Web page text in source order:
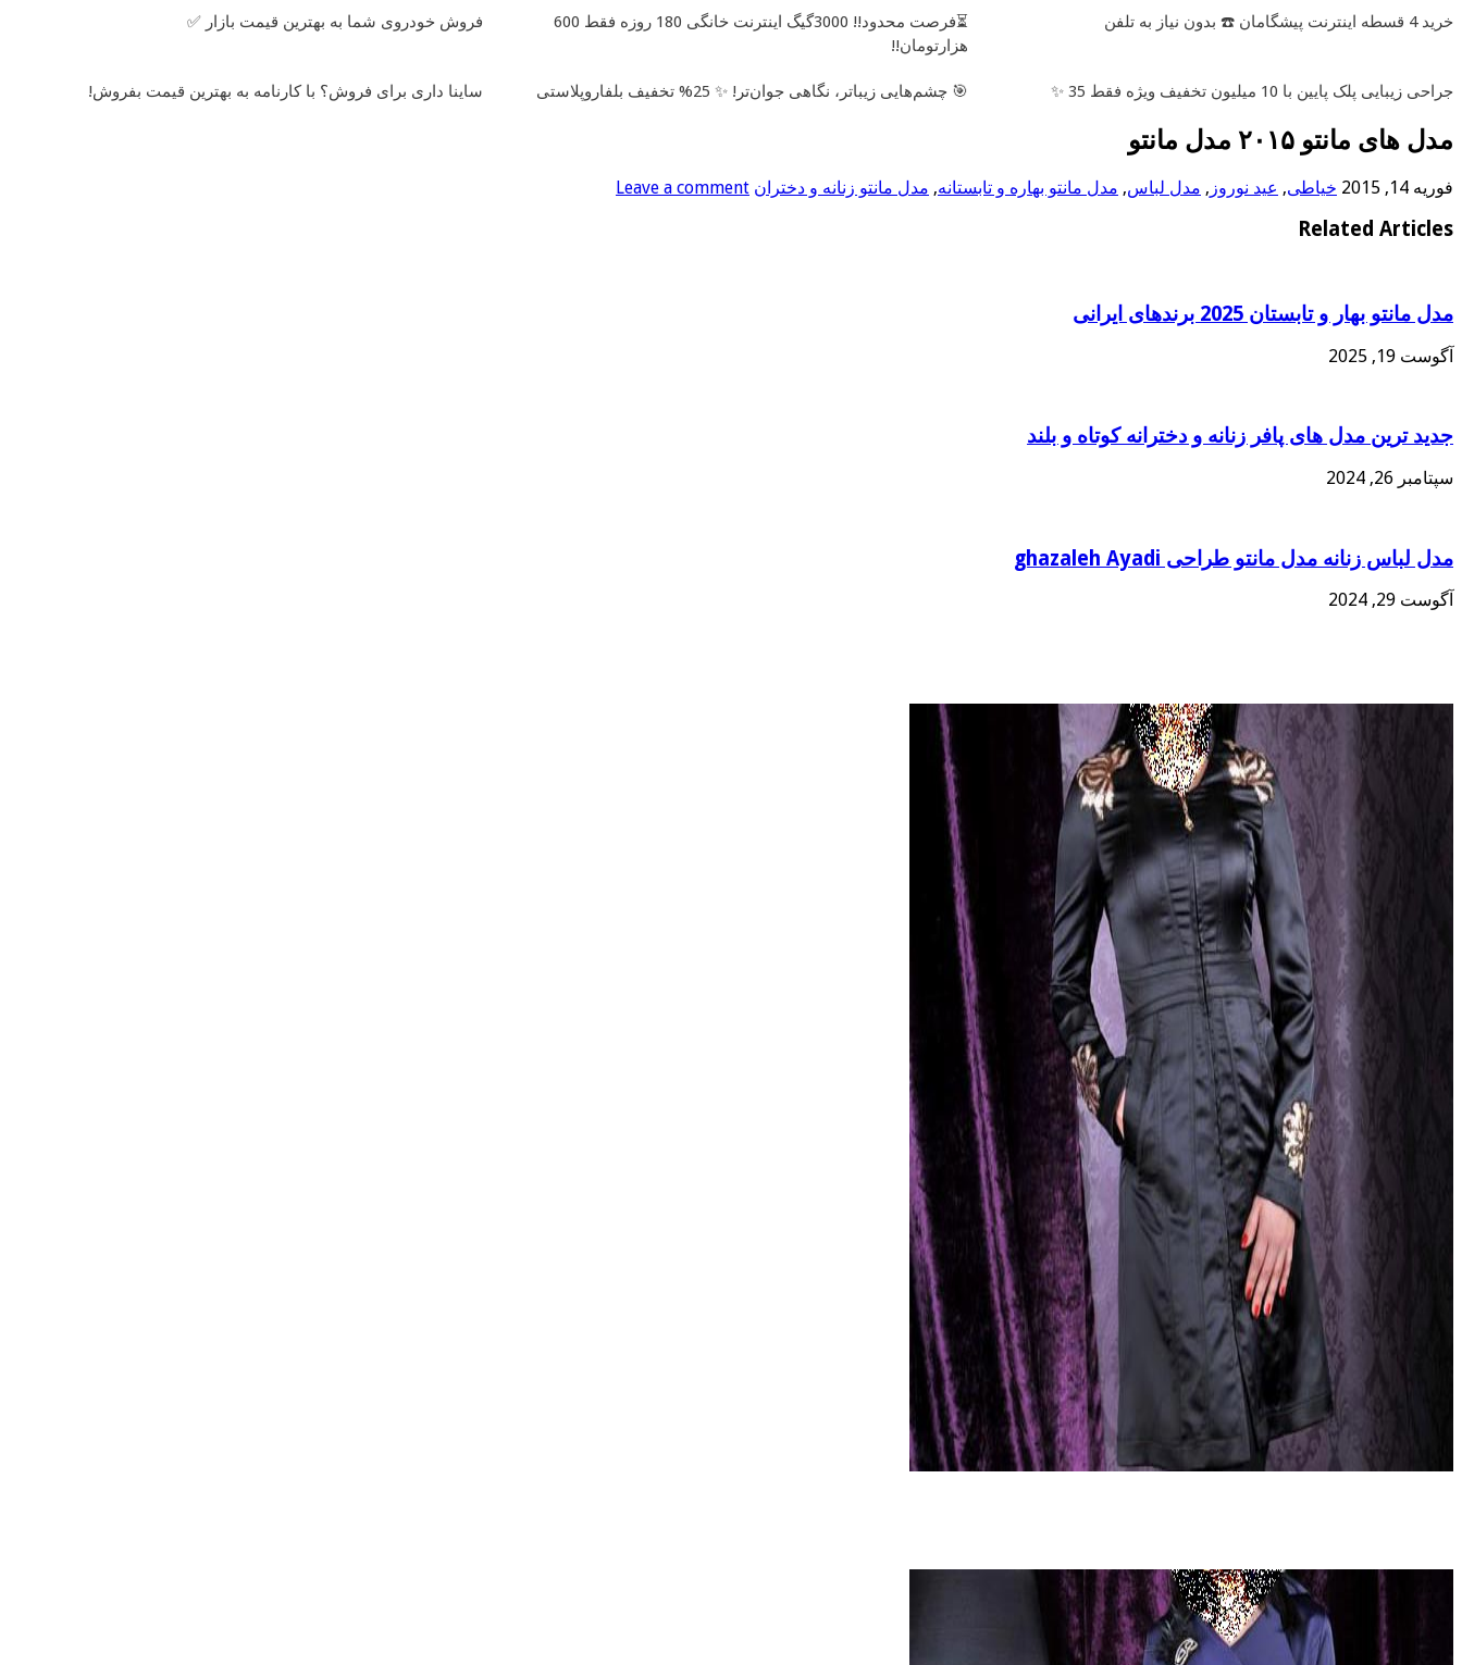
خرید 4 قسطه اینترنت پیشگامان ☎️ بدون نیاز به تلفن
⏳فرصت محدود!! 3000گیگ اینترنت خانگی 180 روزه فقط 600
هزارتومان!!
فروش خودروی شما به بهترین قیمت بازار ✅
جراحی زیبایی پلک پایین با 10 میلیون تخفیف ویژه فقط 35 ✨ 🎯 چشم‌هایی زیباتر، نگاهی جوان‌تر! ✨ 25% تخفیف بلفاروپلاستی ساینا داری برای فروش؟ با کارنامه به بهترین قیمت بفروش!
مدل های مانتو ۲۰۱۵ مدل مانتو
فوریه 14, 2015 خیاطی, عید نوروز , مدل لباس, مدل مانتو بهاره و تابستانه, مدل مانتو زنانه و دختران Leave a comment
Related Articles
مدل مانتو بهار و تابستان 2025 برندهای ایرانی
آگوست 19, 2025
جدید ترین مدل های پافر زنانه و دخترانه کوتاه و بلند
سپتامبر 26, 2024
مدل لباس زنانه مدل مانتو طراحی ghazaleh Ayadi
آگوست 29, 2024